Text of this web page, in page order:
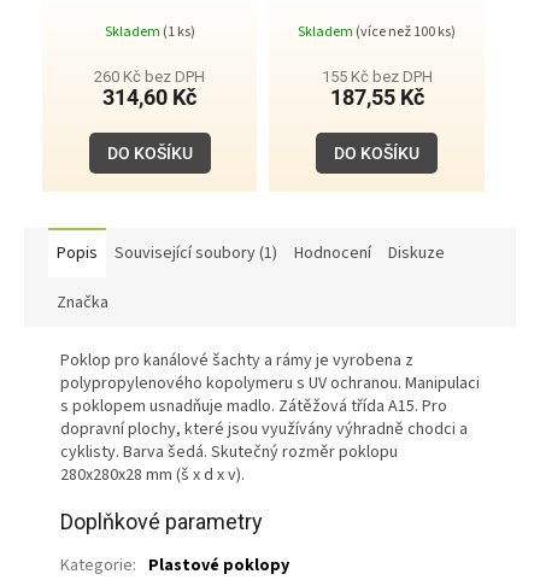
Skladem (1 ks)
260 Kč bez DPH
314,60 Kč
DO KOŠÍKU
Skladem (více než 100 ks)
155 Kč bez DPH
187,55 Kč
DO KOŠÍKU
Popis Související soubory (1) Hodnocení Diskuze
Značka
Poklop pro kanálové šachty a rámy je vyrobena z
polypropylenového kopolymeru s UV ochranou. Manipulaci
s poklopem usnadňuje madlo. Zátěžová třída A15. Pro
dopravní plochy, které jsou využívány výhradně chodci a
cyklisty. Barva šedá. Skutečný rozměr poklopu
280x280x28 mm (š x d x v).
Doplňkové parametry
Kategorie: Plastové poklopy